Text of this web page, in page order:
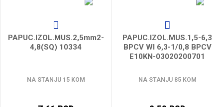
PAPUC.IZOL.MUS.2,5mm2-
4,8(SQ) 10334
NA STANJU 15 KOM
PAPUC.IZOL.MUS.1,5-6,3
BPCV WI 6,3-1/0,8 BPCV
E10KN-03020200701
NA STANJU 85 KOM